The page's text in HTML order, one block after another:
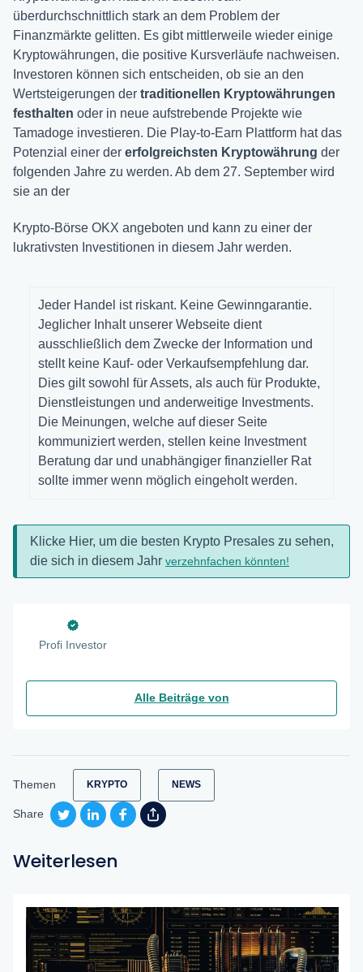
überdurchschnittlich stark an dem Problem der
Finanzmärkte gelitten. Es gibt mittlerweile wieder einige
Kryptowährungen, die positive Kursverläufe nachweisen.
Investoren können sich entscheiden, ob sie an den
Wertsteigerungen der traditionellen Kryptowährungen
festhalten oder in neue aufstrebende Projekte wie
Tamadoge investieren. Die Play-to-Earn Plattform hat das
Potenzial einer der erfolgreichsten Kryptowährung der
folgenden Jahre zu werden. Ab dem 27. September wird
sie an der
Krypto-Börse OKX angeboten und kann zu einer der
lukrativsten Investitionen in diesem Jahr werden.
Jeder Handel ist riskant. Keine Gewinngarantie.
Jeglicher Inhalt unserer Webseite dient
ausschließlich dem Zwecke der Information und
stellt keine Kauf- oder Verkaufsempfehlung dar.
Dies gilt sowohl für Assets, als auch für Produkte,
Dienstleistungen und anderweitige Investments.
Die Meinungen, welche auf dieser Seite
kommuniziert werden, stellen keine Investment
Beratung dar und unabhängiger finanzieller Rat
sollte immer wenn möglich eingeholt werden.
Klicke Hier, um die besten Krypto Presales zu sehen,
die sich in diesem Jahr verzehnfachen könnten!
Profi Investor
Alle Beiträge von
Themen KRYPTO NEWS
Share
Weiterlesen